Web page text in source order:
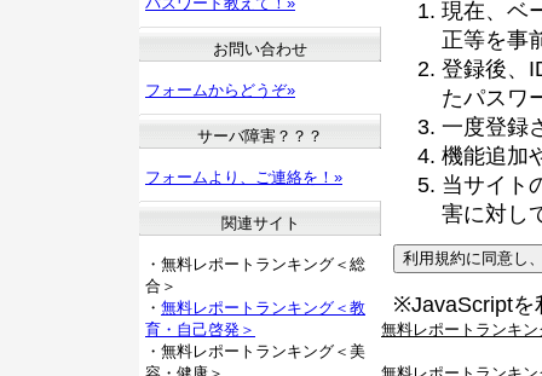
現在、ベ
正等を事
登録後、
たパスワ
一度登録
機能追加
当サイト
害に対し
※JavaScriptを
お問い合わせ
フォームからどうぞ»
サーバ障害？？？
フォームより、ご連絡を！»
関連サイト
・無料レポートランキング＜総
合＞
・ 無料レポートランキング＜教
育・自己啓発＞
・無料レポートランキング＜美
無料レポートランキ